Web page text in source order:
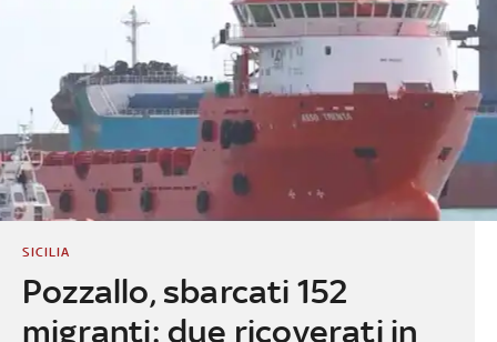
Pozzallo, sbarcati 152
migranti: due ricoverati in
SICILIA